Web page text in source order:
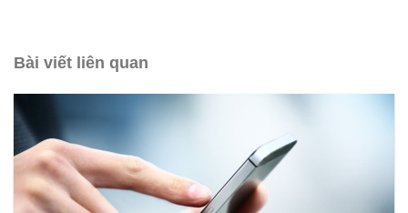
Bài viết liên quan